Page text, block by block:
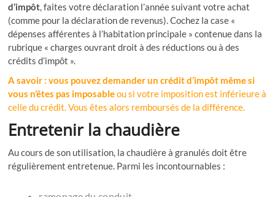
d’impôt, faites votre déclaration l’année suivant votre achat
(comme pour la déclaration de revenus). Cochez la case «
dépenses afférentes à l’habitation principale » contenue dans la
rubrique « charges ouvrant droit à des réductions ou à des
crédits d’impôt ».
A savoir : vous pouvez demander un crédit d’impôt même si
vous n’êtes pas imposableou si votre imposition est inférieure à
celle du crédit. Vous êtes alors remboursés de la différence.
Entretenir la chaudière
Au cours de son utilisation, la chaudière à granulés doit être
régulièrement entretenue. Parmi les incontournables :